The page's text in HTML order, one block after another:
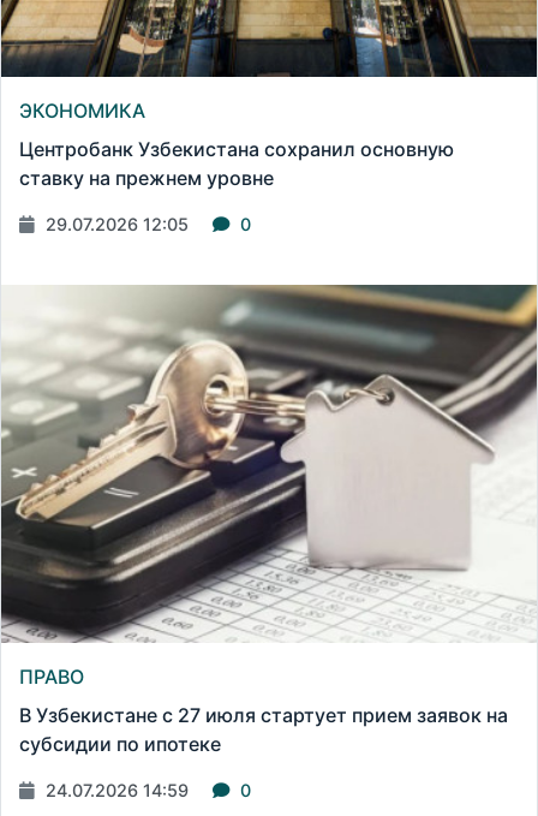
ЭКОНОМИКА
Центробанк Узбекистана сохранил основную
ставку на прежнем уровне
29.07.2026 12:05 0
ПРАВО
В Узбекистане с 27 июля стартует прием заявок на
субсидии по ипотеке
24.07.2026 14:59 0